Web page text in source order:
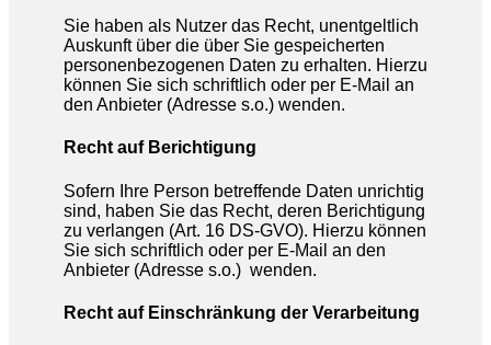
Sie haben als Nutzer das Recht, unentgeltlich
Auskunft über die über Sie gespeicherten
personenbezogenen Daten zu erhalten. Hierzu
können Sie sich schriftlich oder per E-Mail an
den Anbieter (Adresse s.o.) wenden.
Recht auf Berichtigung
Sofern Ihre Person betreffende Daten unrichtig
sind, haben Sie das Recht, deren Berichtigung
zu verlangen (Art. 16 DS-GVO). Hierzu können
Sie sich schriftlich oder per E-Mail an den
Anbieter (Adresse s.o.) wenden.
Recht auf Einschränkung der Verarbeitung